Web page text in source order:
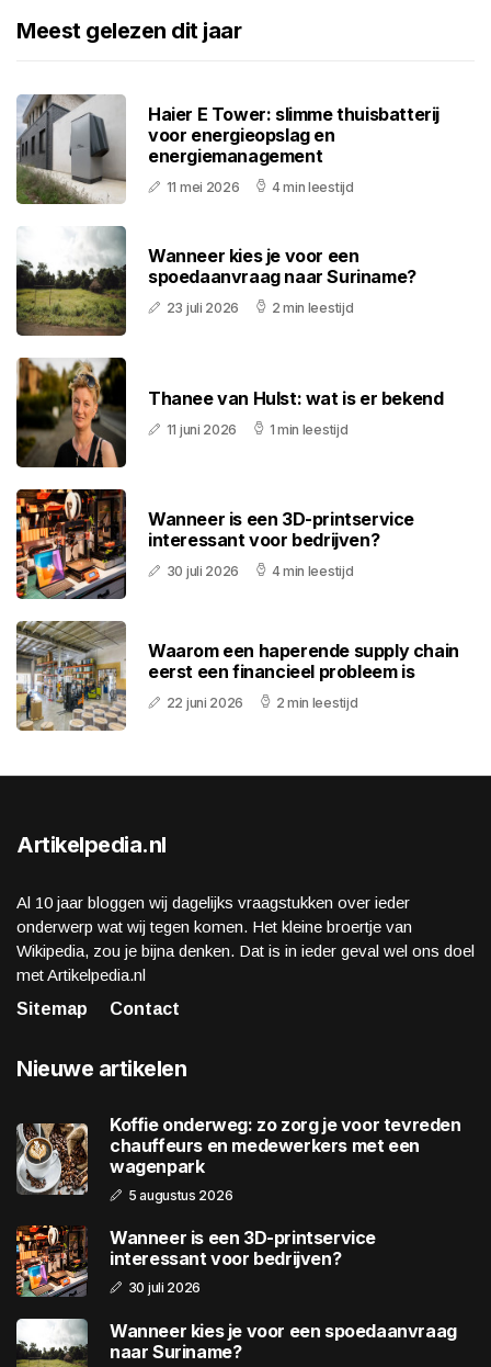
Meest gelezen dit jaar
Haier E Tower: slimme thuisbatterij
voor energieopslag en
energiemanagement
11 mei 2026 4 min leestijd
Wanneer kies je voor een
spoedaanvraag naar Suriname?
23 juli 2026 2 min leestijd
Thanee van Hulst: wat is er bekend
11 juni 2026 1 min leestijd
Wanneer is een 3D-printservice
interessant voor bedrijven?
30 juli 2026 4 min leestijd
Waarom een haperende supply chain
eerst een financieel probleem is
22 juni 2026 2 min leestijd
Artikelpedia.nl
Al 10 jaar bloggen wij dagelijks vraagstukken over ieder
onderwerp wat wij tegen komen. Het kleine broertje van
Wikipedia, zou je bijna denken. Dat is in ieder geval wel ons doel
met Artikelpedia.nl
Sitemap
Contact
Nieuwe artikelen
Koffie onderweg: zo zorg je voor tevreden
chauffeurs en medewerkers met een
wagenpark
5 augustus 2026
Wanneer is een 3D-printservice
interessant voor bedrijven?
30 juli 2026
Wanneer kies je voor een spoedaanvraag
naar Suriname?